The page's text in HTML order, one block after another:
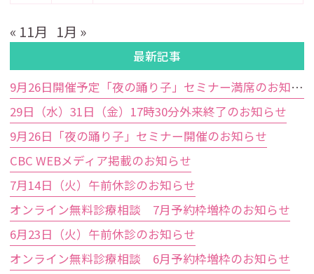
« 11月 1月 »
最新記事
9月26日開催予定「夜の踊り子」セミナー満席のお知らせ
29日（水）31日（金）17時30分外来終了のお知らせ
9月26日「夜の踊り子」セミナー開催のお知らせ
CBC WEBメディア掲載のお知らせ
7月14日（火）午前休診のお知らせ
オンライン無料診療相談 7月予約枠増枠のお知らせ
6月23日（火）午前休診のお知らせ
オンライン無料診療相談 6月予約枠増枠のお知らせ